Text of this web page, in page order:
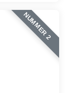
NUMMER 2